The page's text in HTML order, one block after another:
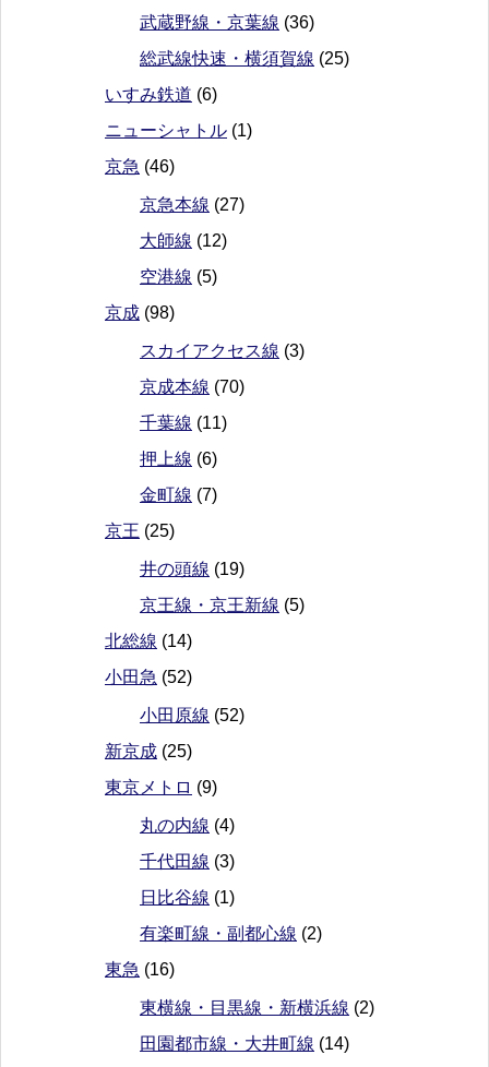
武蔵野線・京葉線 (36)
総武線快速・横須賀線 (25)
いすみ鉄道 (6)
ニューシャトル (1)
京急 (46)
京急本線 (27)
大師線 (12)
空港線 (5)
京成 (98)
スカイアクセス線 (3)
京成本線 (70)
千葉線 (11)
押上線 (6)
金町線 (7)
京王 (25)
井の頭線 (19)
京王線・京王新線 (5)
北総線 (14)
小田急 (52)
小田原線 (52)
新京成 (25)
東京メトロ (9)
丸の内線 (4)
千代田線 (3)
日比谷線 (1)
有楽町線・副都心線 (2)
東急 (16)
東横線・目黒線・新横浜線 (2)
田園都市線・大井町線 (14)